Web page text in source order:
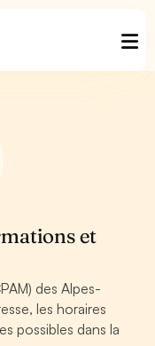
et
des Alpes-
les horaires
possibles dans la